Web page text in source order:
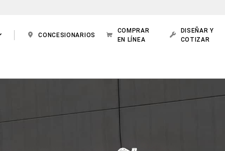
CONCESIONARIOS
COMPRAR
EN LÍNEA
DISEÑAR Y
COTIZAR